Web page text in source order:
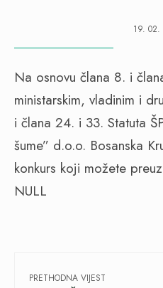
19. 02.
Na osnovu člana 8. i
ministarskim, vladinim i
i člana 24. i 33. Statuta
šume” d.o.o. Bosanska
konkurs koji možete
NULL
PRETHODNA VIJEST